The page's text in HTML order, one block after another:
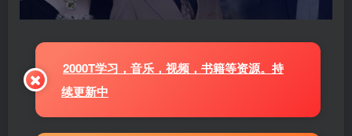
2000T学习，音乐，视频，书籍等资源。持
续更新中